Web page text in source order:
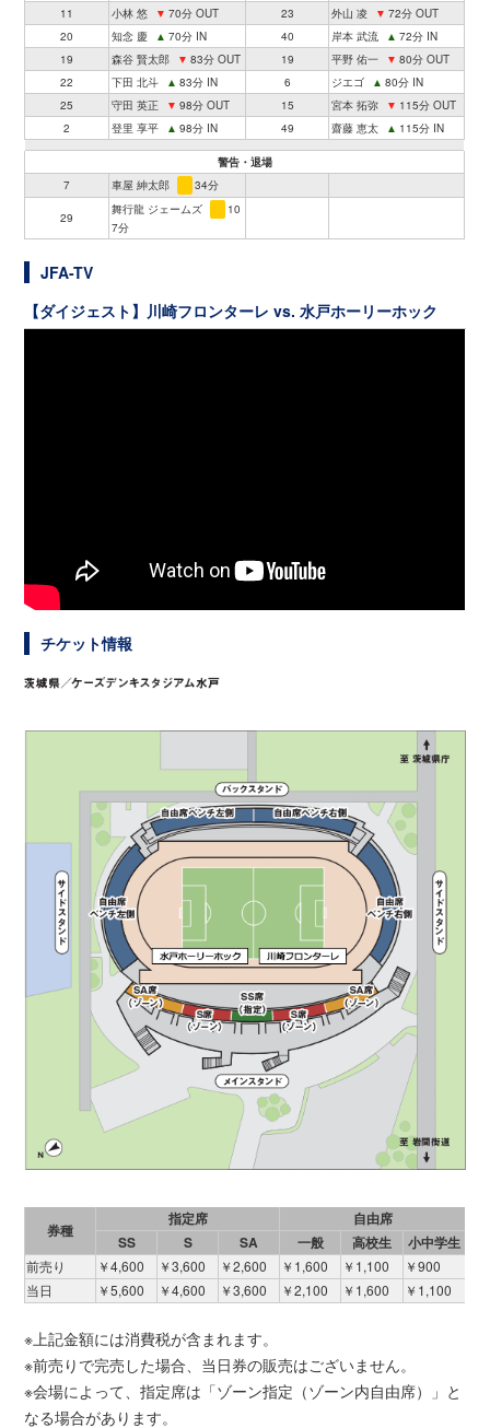
11
小林 悠 ▼ 70分 OUT 23 外山 凌 ▼ 72分 OUT
20
知念 慶 ▲ 70分 IN 40 岸本 武流 ▲ 72分 IN
19
森谷 賢太郎 ▼ 83分 OUT 19 平野 佑一 ▼ 80分 OUT
22
下田 北斗 ▲ 83分 IN 6 ジエゴ ▲ 80分 IN
25
守田 英正 ▼ 98分 OUT 15 宮本 拓弥 ▼ 115分 OUT
2
登里 享平 ▲ 98分 IN 49 齋藤 恵太 ▲ 115分 IN
警告・退場
7
車屋 紳太郎 34分
29
舞行龍 ジェームズ
10
7分
JFA-TV
【ダイジェスト】川崎フロンターレ vs. 水戸ホーリーホック
チケット情報
券種
指定席
自由席
SS
S SA 一般 高校生 小中学生
前売り ￥4,600 ￥3,600 ￥2,600 ￥1,600 ￥1,100
￥900
当日
￥5,600 ￥4,600 ￥3,600 ￥2,100 ￥1,600 ￥1,100
※上記金額には消費税が含まれます。
※前売りで完売した場合、当日券の販売はございません。
※会場によって、指定席は「ゾーン指定（ゾーン内自由席）」と
なる場合があります。